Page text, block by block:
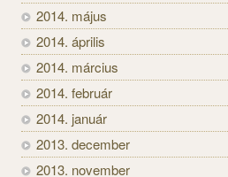
2014. május
2014. április
2014. március
2014. február
2014. január
2013. december
2013. november